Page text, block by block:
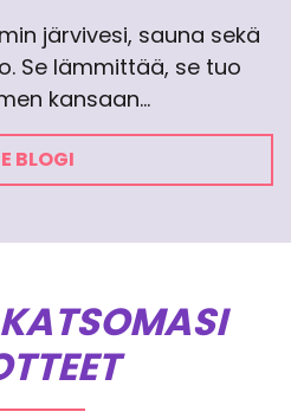
järvivesi, sauna sekä
Se lämmittää, se tuo
kansaan…
BLOGI